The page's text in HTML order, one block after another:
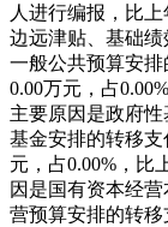
人进行编报，比
边远津贴、基础绩
一般公共预算安排
0.00万元，占
主要原因是政府性
基金安排的转移支
元，占0.00%，比
因是国有资本经营
营预算安排的转移